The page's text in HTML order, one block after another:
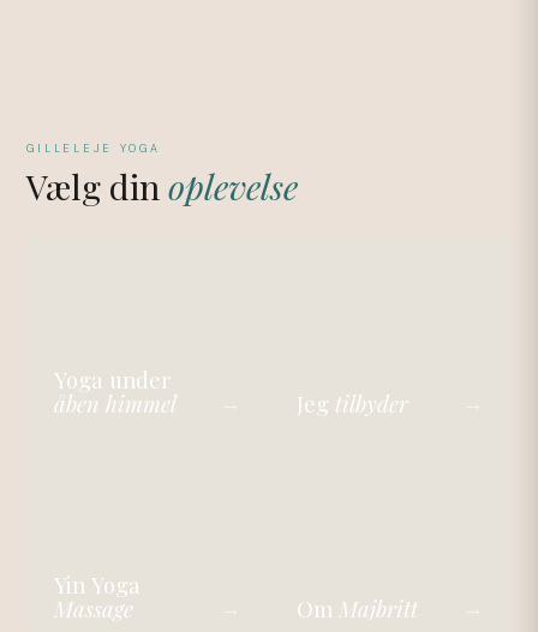
GILLELEJE YOGA
Vælg dinoplevelse
Yoga under
åben himmel
Jeg tilbyder
Yin Yoga
Massage
Om Majbritt